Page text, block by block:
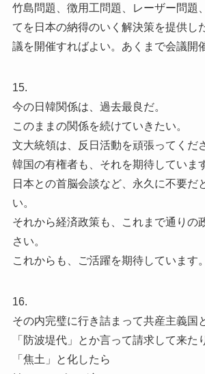
竹島問題、徴用工問題、レーザー問題
てを日本の納得のいく解決策を提供し
議を開催すればよい。あくまで会議開
15.
今の日韓関係は、過去最良だ。
このままの関係を続けていきたい。
文大統領は、反日活動を頑張ってくだ
韓国の有権者も、それを期待していま
日本との首脳会談など、永久に不要だ
い。
それから経済政策も、これまで通りの
さい。
これからも、ご活躍を期待しています。
16.
その内完璧に行き詰まって共産主義国
「防波堤代」とか言って請求して来た
「焦土」と化したら